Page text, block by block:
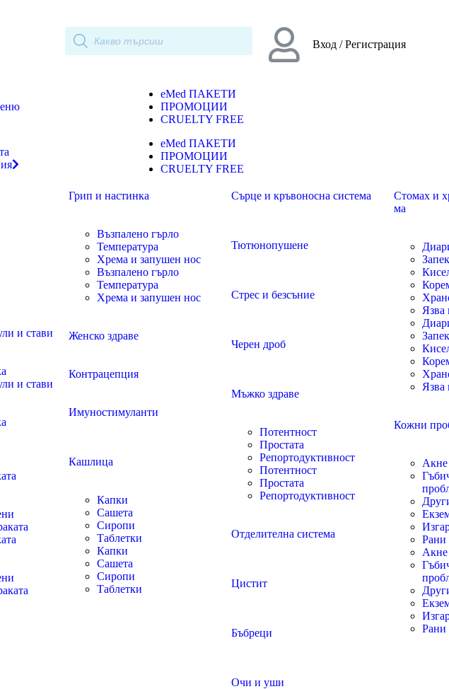
Вход / Регистрация
и стави
и стави
Грип и настинка
Възпалено гърло
Температура
Хрема и запушен нос
Възпалено гърло
Температура
Хрема и запушен нос
Женско здраве
Контрацепция
Имуностимуланти
Кашлица
Капки
Сашета
Сиропи
Таблетки
Капки
Сашета
Сиропи
Таблетки
Сърце и кръвоносна система
Тютюнопушене
Стрес и безсъние
Черен дроб
Мъжко здраве
Потентност
Простата
Репортодуктивност
Потентност
Простата
Репортодуктивност
Отделителна система
Цистит
Бъбреци
Очи и уши
Стомах и
ма
Запек
Язва
Запек
Язва
Кожни
Акне
Рани
Акне
Рани
eMed ПАКЕТИ
ПРОМОЦИИ
CRUELTY FREE
eMed ПАКЕТИ
ПРОМОЦИИ
CRUELTY FREE